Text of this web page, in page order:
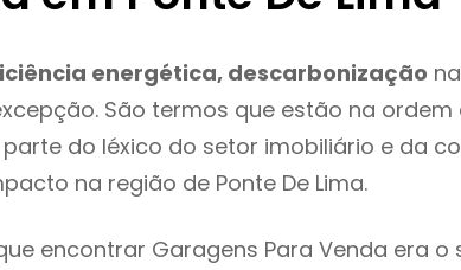
energética, descarbonização
São termos que estão na
do léxico do setor imobiliário e da
na região de Ponte De Lima.
encontrar Garagens Para Venda era o